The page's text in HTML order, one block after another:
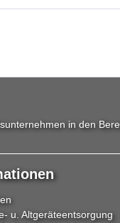
in den
u. Altgeräteentsorgung